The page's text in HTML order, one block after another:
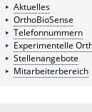
Aktuelles
OrthoBioSense
Telefonnummern
Experimentelle
Stellenangebote
Mitarbeiterbereich